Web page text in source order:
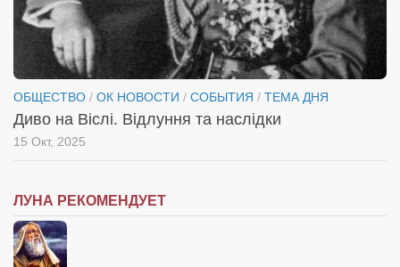
ОБЩЕСТВО / ОК НОВОСТИ / СОБЫТИЯ / ТЕМА ДНЯ
Диво на Віслі. Відлуння та наслідки
15 Окт, 2025
ЛУНА РЕКОМЕНДУЕТ